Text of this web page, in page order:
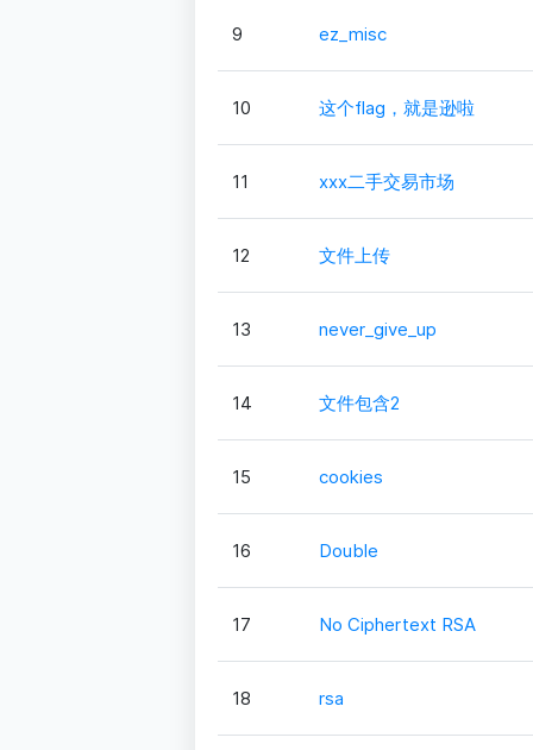
9 ez_misc
10 这个flag，就是逊啦
11 xxx二手交易市场
12 文件上传
13 never_give_up
14 文件包含2
15 cookies
16 Double
17 No Ciphertext RSA
18 rsa